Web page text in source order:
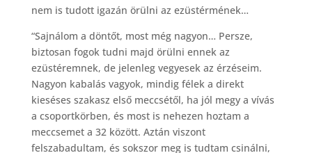
nem is tudott igazán örülni az ezüstérmének…
“Sajnálom a döntőt, most még nagyon… Persze,
biztosan fogok tudni majd örülni ennek az
ezüstéremnek, de jelenleg vegyesek az érzéseim.
Nagyon kabalás vagyok, mindig félek a direkt
kieséses szakasz első meccsétől, ha jól megy a vívás
a csoportkörben, és most is nehezen hoztam a
meccsemet a 32 között. Aztán viszont
felszabadultam, és sokszor meg is tudtam csinálni,